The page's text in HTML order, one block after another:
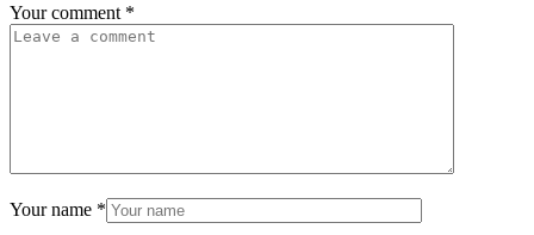
Your comment *
Your name *